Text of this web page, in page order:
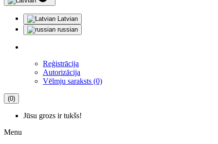
Latvian
russian
Reģistrācija
Autorizācija
Vēlmju saraksts (0)
(0)
Jūsu grozs ir tukšs!
Menu